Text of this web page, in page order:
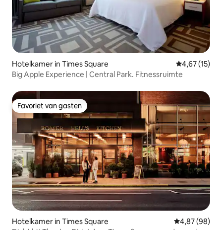
Hotelkamer in Times Square Gemiddelde
4,67 (15)
Big Apple Experience | Central Park. Fitnessruimte
Favoriet van gasten
Favoriet van gasten
Hotelkamer in Times Square Gemiddelde
4,87 (98)